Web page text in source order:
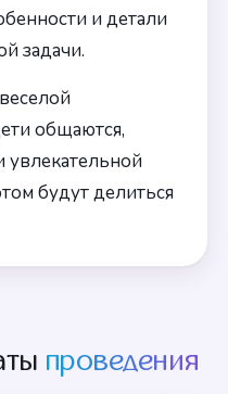
и детали
задачи.
общаются,
увлекательной
будут делиться
проведения